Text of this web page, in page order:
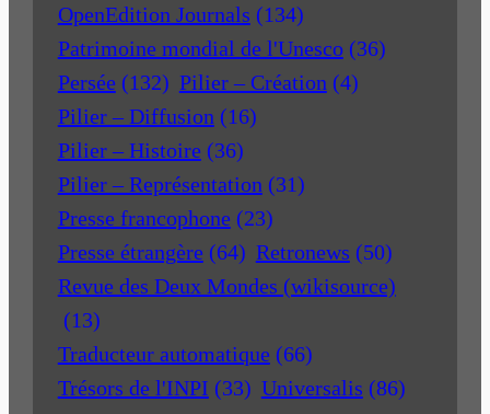
OpenEdition Journals (134)
Patrimoine mondial de l'Unesco (36)
Persée (132) Pilier – Création (4)
Pilier – Diffusion (16)
Pilier – Histoire (36)
Pilier – Représentation (31)
Presse francophone (23)
Presse étrangère (64) Retronews (50)
Revue des Deux Mondes (wikisource)
(13)
Traducteur automatique (66)
Trésors de l'INPI (33) Universalis (86)